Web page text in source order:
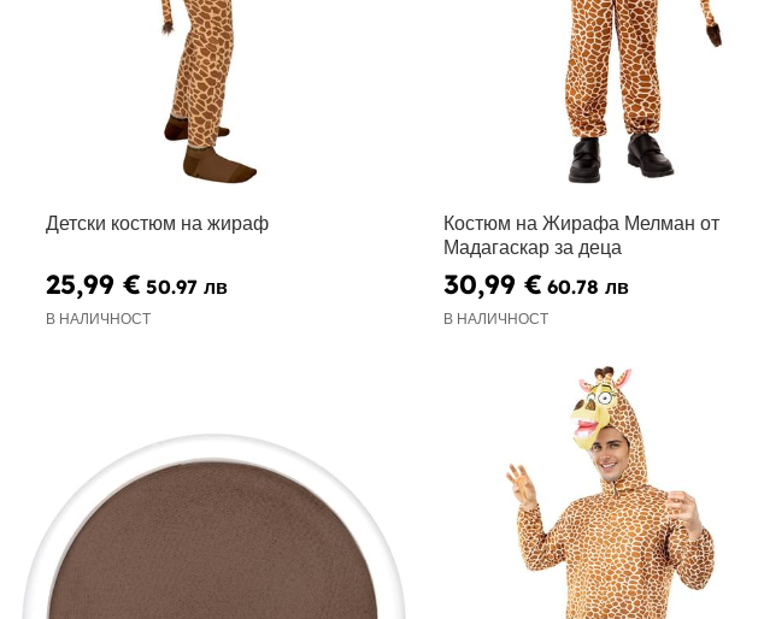
Детски костюм на жираф
25,99 € 50.97 лв
В НАЛИЧНОСТ
Костюм на Жирафа Мелман от
Мадагаскар за деца
30,99 € 60.78 лв
В НАЛИЧНОСТ